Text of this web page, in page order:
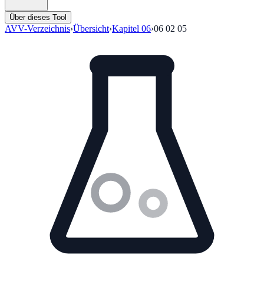
Über dieses Tool
AVV-Verzeichnis›Übersicht›Kapitel 06›06 02 05